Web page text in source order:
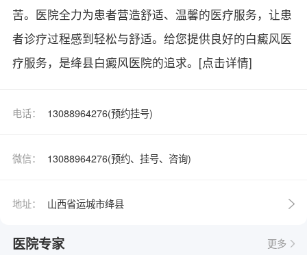
苦。医院全力为患者营造舒适、温馨的医疗服务，让患
者诊疗过程感到轻松与舒适。给您提供良好的白癜风医
疗服务，是绛县白癜风医院的追求。 [点击详情]
电话： 13088964276(预约挂号)
微信： 13088964276(预约、挂号、咨询)
地址： 山西省运城市绛县
医院专家 更多